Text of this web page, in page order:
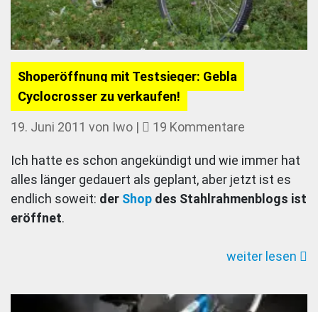
Shoperöffnung mit Testsieger: Gebla
Cyclocrosser zu verkaufen!
19. Juni 2011 von Iwo | 19 Kommentare
mit
Testsieger:
Gebla
verkaufen!
Ich hatte es schon angekündigt und wie immer hat
alles länger gedauert als geplant, aber jetzt ist es
endlich soweit: der Shop des Stahlrahmenblogs ist
eröffnet.
weiter lesen